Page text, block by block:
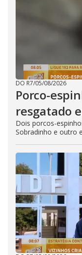
DO R7/05/08/2026
Porco-
resgatado
Dois porcos-
Sobradinho e outro